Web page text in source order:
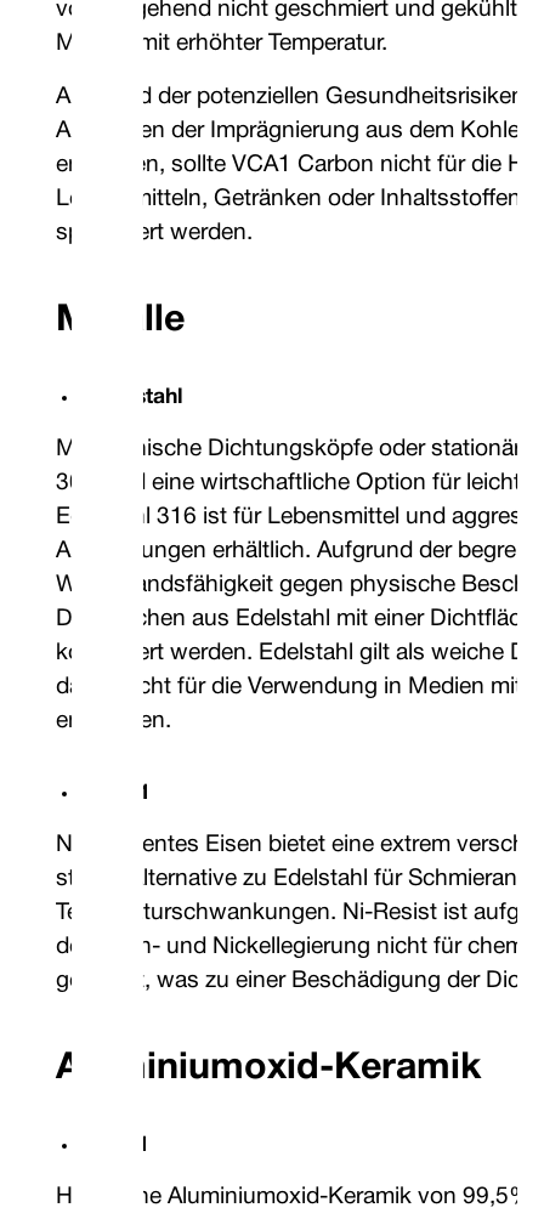
vorübergehend nicht geschmiert und gekühlt
Medien mit erhöhter Temperatur.
Aufgrund der potenziellen Gesundheitsrisiken,
Auslaugen der Imprägnierung aus dem
entstehen, sollte VCA1 Carbon nicht für die
Lebensmitteln, Getränken oder Inhaltsstoffen
spezifiziert werden.
Metalle
Edelstahl
Monolithische Dichtungsköpfe oder stationäre
304 sind eine wirtschaftliche Option für leichte
Edelstahl 316 ist für Lebensmittel und
Anwendungen erhältlich. Aufgrund der
Widerstandsfähigkeit gegen physische
Dichtflächen aus Edelstahl mit einer
kombiniert werden. Edelstahl gilt als weiche
daher nicht für die Verwendung in Medien mit
empfohlen.
WIN 1
Ni-resistentes Eisen bietet eine extrem
stabile Alternative zu Edelstahl für
Temperaturschwankungen. Ni-Resist ist
der Eisen- und Nickellegierung nicht für
geeignet, was zu einer Beschädigung der
Aluminiumoxid-Keramik
Hochreine Aluminiumoxid-Keramik von 99,5%